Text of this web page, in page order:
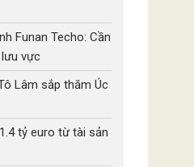
Funan Techo: Cần
vực
Lâm sắp thăm Úc
tỷ euro từ tài sản